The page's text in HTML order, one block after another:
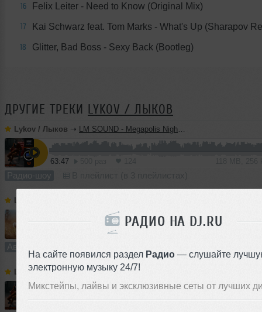
РАДИО НА DJ.RU
На сайте появился раздел Радио — слушайте
электронную музыку 24/7!
Микстейпы, лайвы и эксклюзивные сеты от лучших
16 Felix Leiter - Need to Know (Original Mix)
17 Kai Schwarz feat. Tom Marks - What's Up (Sharapov
18 Glitter, Bad Boss - Sexy Back (Bootleg)
ДРУГИЕ ТРЕКИ LYKOV / ЛЫКОВ
Lykov / Лыков ➝ LM SOUND - Megapolis Night 28.07.2026
63:47
Радио-шоу
Lykov / Лыков
Авторский трек
Lykov / Лыков ➝LM SOUND - Megapolis Night 21.07.2026